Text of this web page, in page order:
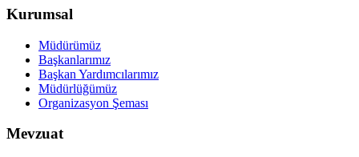
Kurumsal
Müdürümüz
Başkanlarımız
Başkan Yardımcılarımız
Müdürlüğümüz
Organizasyon Şeması
Mevzuat